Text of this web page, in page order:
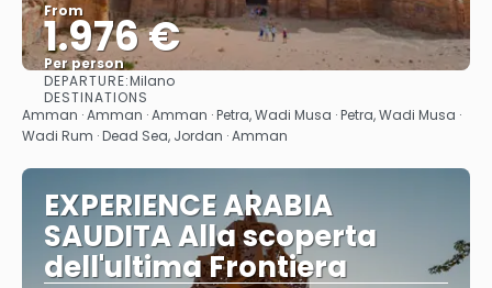
From
1.976 €
Per person
DEPARTURE:Milano
DESTINATIONS
Amman · Amman · Amman · Petra, Wadi Musa · Petra, Wadi Musa ·
Wadi Rum · Dead Sea, Jordan · Amman
EXPERIENCE ARABIA
SAUDITA Alla scoperta
dell'ultima Frontiera